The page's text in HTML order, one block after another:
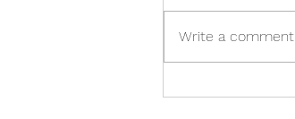
Write a comment...